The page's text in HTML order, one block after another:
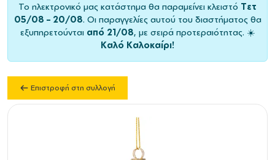
Το ηλεκτρονικό μας κατάστημα θα παραμείνει κλειστό Τετ
05/08 – 20/08. Οι παραγγελίες αυτού του διαστήματος θα
εξυπηρετούνται από 21/08, με σειρά προτεραιότητας. ☀️
Καλό Καλοκαίρι!
Επιστροφή στη συλλογή